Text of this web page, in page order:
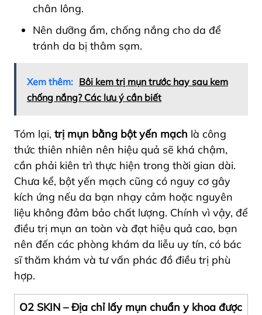
chân lông.
Nên dưỡng ẩm, chống nắng cho da để
tránh da bị thâm sạm.
Xem thêm: Bôi kem trị mụn trước hay sau kem
chống nắng? Các lưu ý cần biết
Tóm lại, trị mụn bằng bột yến mạch là công
thức thiên nhiên nên hiệu quả sẽ khá chậm,
cần phải kiên trì thực hiện trong thời gian dài.
Chưa kể, bột yến mạch cũng có nguy cơ gây
kích ứng nếu da bạn nhạy cảm hoặc nguyên
liệu không đảm bảo chất lượng. Chính vì vậy, để
điều trị mụn an toàn và đạt hiệu quả cao, bạn
nên đến các phòng khám da liễu uy tín, có bác
sĩ thăm khám và tư vấn phác đồ điều trị phù
hợp.
O2 SKIN – Địa chỉ lấy mụn chuẩn y khoa được